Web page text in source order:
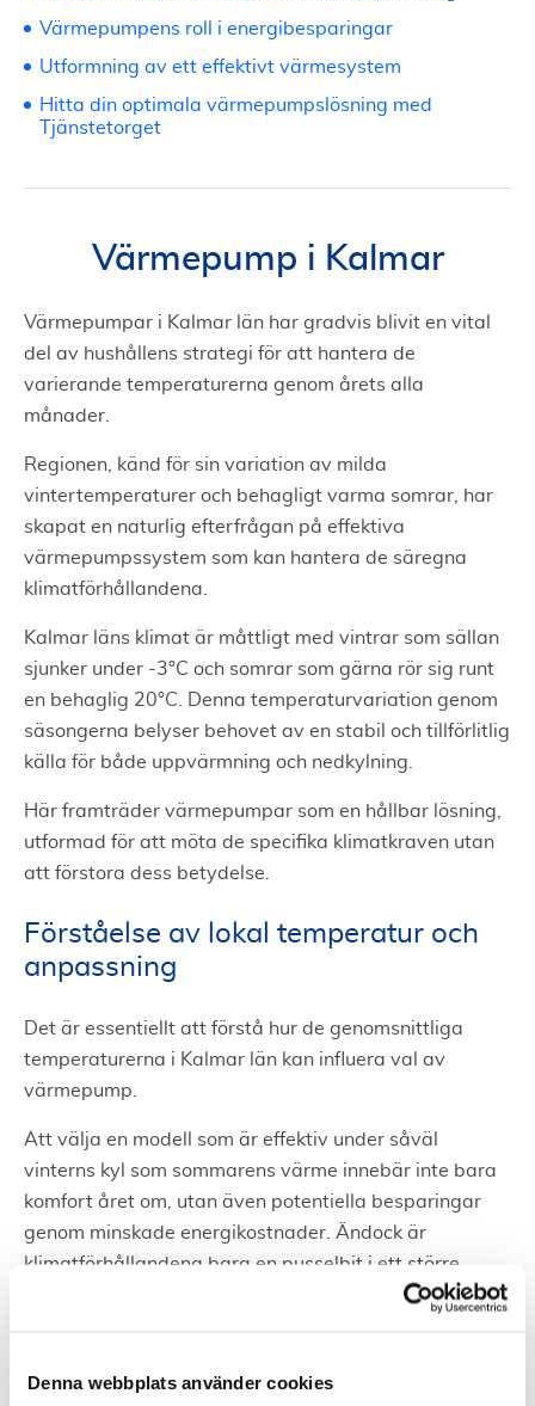
Denna webbplats använder cookies
Värmepump i Kalmar
Värmepumpar i Kalmar län har gradvis blivit en vital
del av hushållens strategi för att hantera de
varierande temperaturerna genom årets alla
månader.
Regionen, känd för sin variation av milda
vintertemperaturer och behagligt varma somrar, har
skapat en naturlig efterfrågan på effektiva
värmepumpssystem som kan hantera de säregna
klimatförhållandena.
Kalmar läns klimat är måttligt med vintrar som sällan
sjunker under -3°C och somrar som gärna rör sig runt
en behaglig 20°C. Denna temperaturvariation genom
säsongerna belyser behovet av en stabil och tillförlitlig
källa för både uppvärmning och nedkylning.
Här framträder värmepumpar som en hållbar lösning,
utformad för att möta de specifika klimatkraven utan
att förstora dess betydelse.
Förståelse av lokal temperatur och
anpassning
Det är essentiellt att förstå hur de genomsnittliga
temperaturerna i Kalmar län kan influera val av
värmepump.
Att välja en modell som är effektiv under såväl
vinterns kyl som sommarens värme innebär inte bara
komfort året om, utan även potentiella besparingar
genom minskade energikostnader. Ändock är
klimatförhållandena bara en pusselbit i ett större
energibesparingar
Värmepumpens roll i energibesparingar
Utformning av ett effektivt värmesystem
Hitta din optimala värmepumpslösning med
Tjänstetorget